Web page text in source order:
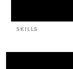
SKILLS